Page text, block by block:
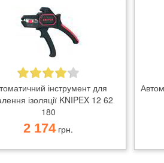
інструмент для
ізоляції KNIPEX 12 62
180
2 174грн.